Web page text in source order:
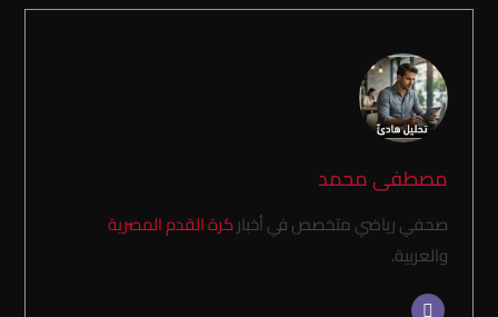
مصطفى محمد
صحفي رياضي متخصص في أخباركرة القدم المصرية
والعربية.